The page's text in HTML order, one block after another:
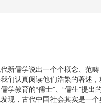
儒学说出一个个概念、范畴
们认真阅读他们浩繁的著述
学教育的“儒士”、“儒生”提
现，古代中国社会其实是一个